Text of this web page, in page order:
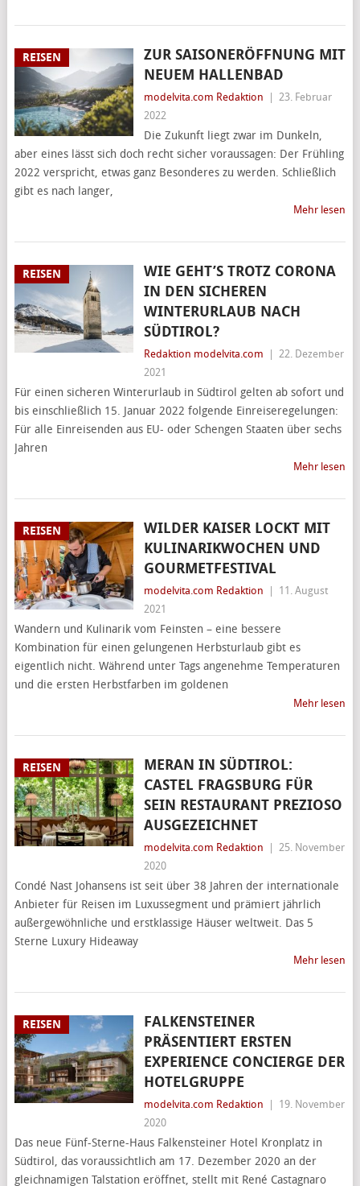
REISEN
ZUR SAISONERÖFFNUNG MIT
NEUEM HALLENBAD
modelvita.com Redaktion
23. Februar
2022
Die Zukunft liegt zwar im Dunkeln,
aber eines lässt sich doch recht sicher voraussagen: Der Frühling
2022 verspricht, etwas ganz Besonderes zu werden. Schließlich
gibt es nach langer,
Mehr lesen
REISEN
WIE GEHT’S TROTZ CORONA
IN DEN SICHEREN
WINTERURLAUB NACH
SÜDTIROL?
Redaktion modelvita.com
22. Dezember
2021
Für einen sicheren Winterurlaub in Südtirol gelten ab sofort und
bis einschließlich 15. Januar 2022 folgende Einreiseregelungen:
Für alle Einreisenden aus EU- oder Schengen Staaten über sechs
Jahren
Mehr lesen
REISEN
WILDER KAISER LOCKT MIT
KULINARIKWOCHEN UND
GOURMETFESTIVAL
modelvita.com Redaktion
11. August
2021
Wandern und Kulinarik vom Feinsten – eine bessere
Kombination für einen gelungenen Herbsturlaub gibt es
eigentlich nicht. Während unter Tags angenehme Temperaturen
und die ersten Herbstfarben im goldenen
Mehr lesen
REISEN
MERAN IN SÜDTIROL:
CASTEL FRAGSBURG FÜR
SEIN RESTAURANT PREZIOSO
AUSGEZEICHNET
modelvita.com Redaktion
25. November
2020
Condé Nast Johansens ist seit über 38 Jahren der internationale
Anbieter für Reisen im Luxussegment und prämiert jährlich
außergewöhnliche und erstklassige Häuser weltweit. Das 5
Sterne Luxury Hideaway
Mehr lesen
REISEN
FALKENSTEINER
PRÄSENTIERT ERSTEN
EXPERIENCE CONCIERGE DER
HOTELGRUPPE
modelvita.com Redaktion
19. November
2020
Das neue Fünf-Sterne-Haus Falkensteiner Hotel Kronplatz in
Südtirol, das voraussichtlich am 17. Dezember 2020 an der
gleichnamigen Talstation eröffnet, stellt mit René Castagnaro